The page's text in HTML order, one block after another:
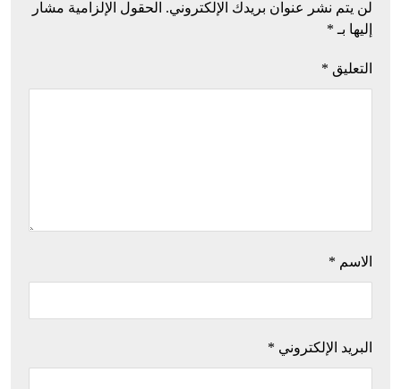
لن يتم نشر عنوان بريدك الإلكتروني. الحقول الإلزامية مشار
إليها بـ *
التعليق *
الاسم *
البريد الإلكتروني *